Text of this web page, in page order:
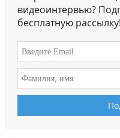
видеоинтервью?
бесплатную рассылку!